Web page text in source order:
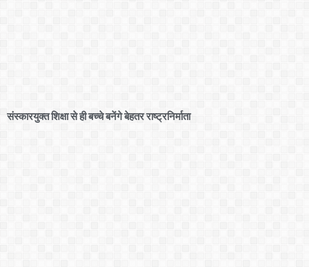
संस्कारयुक्त शिक्षा से ही बच्चे बनेंगे बेहतर राष्ट्रनिर्माता